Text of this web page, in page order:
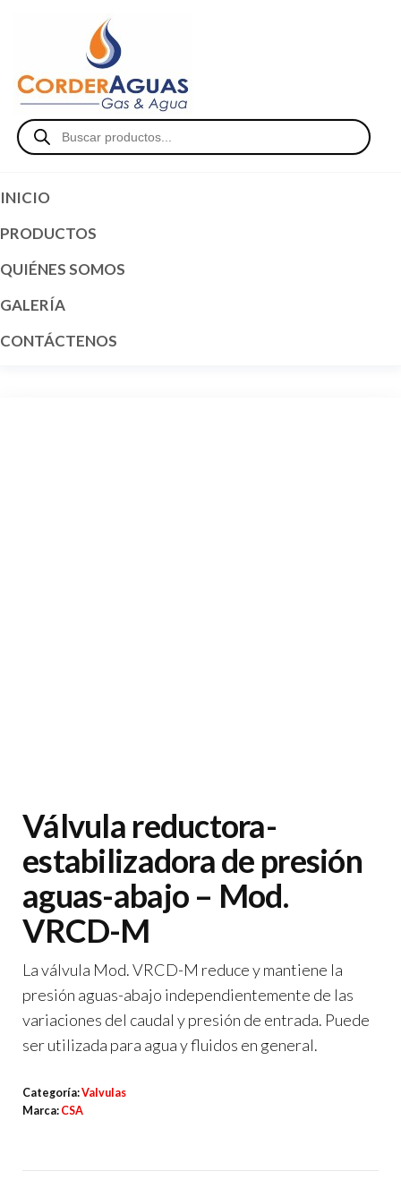
INICIO
PRODUCTOS
QUIÉNES SOMOS
GALERÍA
CONTÁCTENOS
Válvula reductora-
estabilizadora de presión
aguas-abajo – Mod.
VRCD-M
La válvula Mod. VRCD-M reduce y mantiene la
presión aguas-abajo independientemente de las
variaciones del caudal y presión de entrada. Puede
ser utilizada para agua y fluidos en general.
Categoría:Valvulas
Marca: CSA